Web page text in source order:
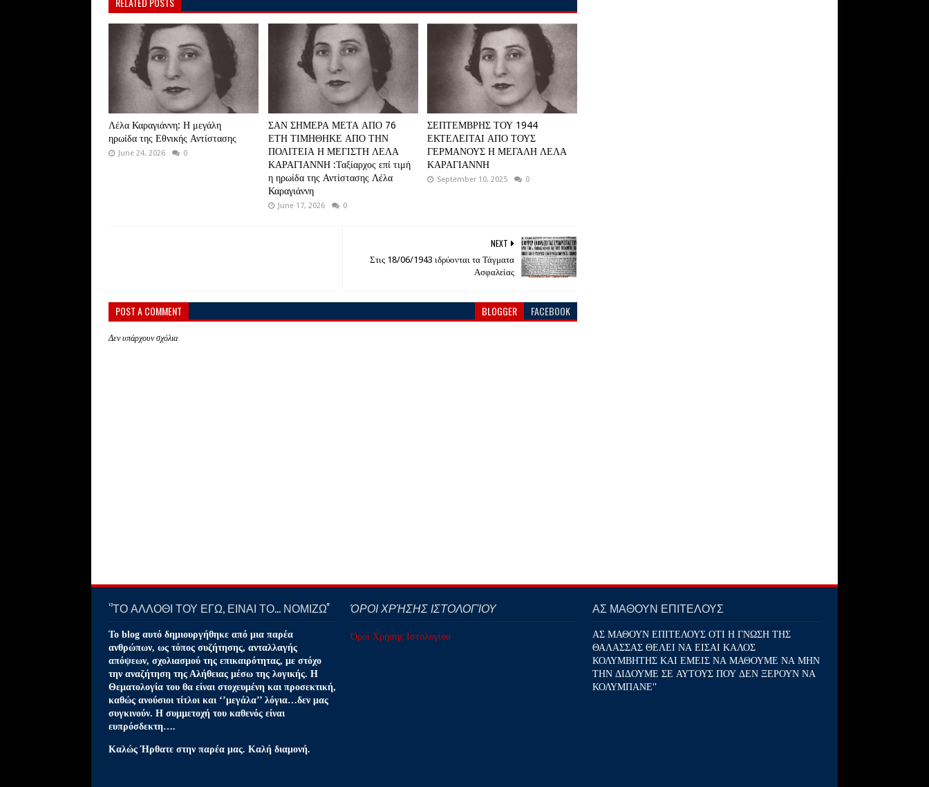
Λέλα Καραγιάννη: Η μεγάλη
ηρωίδα της Εθνικής Αντίστασης
June 24, 2026 0
ΣΑΝ ΣΗΜΕΡΑ ΜΕΤΑ ΑΠΟ 76
ΕΤΗ ΤΙΜΗΘΗΚΕ ΑΠΟ ΤΗΝ
ΠΟΛΙΤΕΙΑ Η ΜΕΓΙΣΤΗ ΛΕΛΑ
ΚΑΡΑΓΙΑΝΝΗ :Ταξίαρχος επί τιμή
η ηρωίδα της Αντίστασης Λέλα
Καραγιάννη
June 17, 2026 0
ΣΕΠΤΕΜΒΡΗΣ ΤΟΥ 1944
ΕΚΤΕΛΕΙΤΑΙ ΑΠΟ ΤΟΥΣ
ΓΕΡΜΑΝΟΥΣ Η ΜΕΓΑΛΗ ΛΕΛΑ
ΚΑΡΑΓΙΑΝΝΗ
September 10, 2025 0
NEXT
Στις 18/06/1943 ιδρύονται τα Τάγματα
Ασφαλείας
POST A COMMENT BLOGGER FACEBOOK
Δεν υπάρχουν σχόλια
‘’ΤΟ ΑΛΛΟΘΙ ΤΟΥ ΕΓΩ, ΕΙΝΑΙ ΤΟ… ΝΟΜΙΖΩ''
Το blog αυτό δημιουργήθηκε από μια παρέα
ανθρώπων, ως τόπος συζήτησης, ανταλλαγής
απόψεων, σχολιασμού της επικαιρότητας, με στόχο
την αναζήτηση της Αλήθειας μέσω της λογικής. Η
Θεματολογία του θα είναι στοχευμένη και προσεκτική,
καθώς ανούσιοι τίτλοι και ‘’μεγάλα’’ λόγια…δεν μας
συγκινούν. Η συμμετοχή του καθενός είναι
ευπρόσδεκτη….
Καλώς Ήρθατε στην παρέα μας. Καλή διαμονή.
ΌΡΟΙ ΧΡΉΣΗΣ ΙΣΤΟΛΟΓΊΟΥ
Όροι Χρήσης Ιστολογίου
ΑΣ ΜΑΘΟΥΝ ΕΠΙΤΕΛΟΥΣ
ΑΣ ΜΑΘΟΥΝ ΕΠΙΤΕΛΟΥΣ ΟΤΙ Η ΓΝΩΣΗ ΤΗΣ
ΘΑΛΑΣΣΑΣ ΘΕΛΕΙ ΝΑ ΕΙΣΑΙ ΚΑΛΟΣ
ΚΟΛΥΜΒΗΤΗΣ ΚΑΙ ΕΜΕΙΣ ΝΑ ΜΑΘΟΥΜΕ ΝΑ ΜΗΝ
ΤΗΝ ΔΙΔΟΥΜΕ ΣΕ ΑΥΤΟΥΣ ΠΟΥ ΔΕΝ ΞΕΡΟΥΝ ΝΑ
ΚΟΛΥΜΠΑΝΕ''